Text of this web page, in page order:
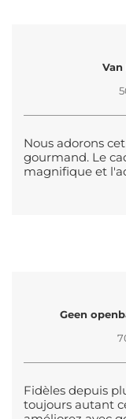
Van
Nous adorons
gourmand. Le
magnifique et
Geen
Fidèles depuis
toujours autant